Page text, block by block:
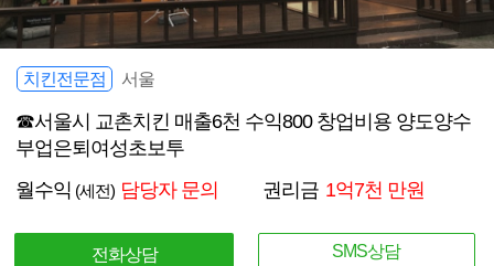
치킨전문점 서울
☎서울시 교촌치킨 매출6천 수익800 창업비용 양도양수
부업은퇴여성초보투
월수익 (세전) 담당자 문의 권리금 1억7천 만원
전화상담 SMS상담